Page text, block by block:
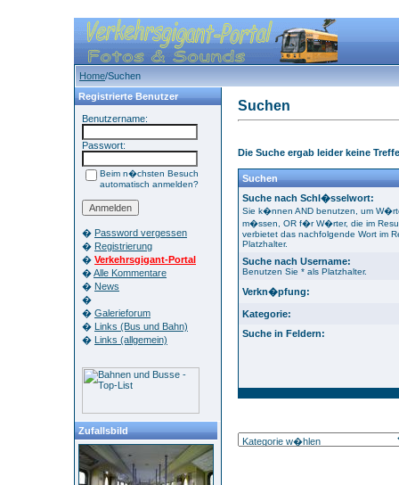
Home/Suchen
Registrierte Benutzer
Benutzername:
Passwort:
Beim n�chsten Besuch
automatisch anmelden?
� Password vergessen
� Registrierung
� Verkehrsgigant-Portal
�Alle Kommentare
� News
�
� Galerieforum
� Links (Bus und Bahn)
� Links (allgemein)
Zufallsbild
Suchen
Die Suche ergab leider keine
Suchen
Suche nach Schl�sselwort:
Sie k�nnen AND benutzen, um
m�ssen, OR f�r W�rter, die im
verbietet das nachfolgende Wort im
Platzhalter.
Suche nach Username:
Benutzen Sie * als Platzhalter.
Verkn�pfung:
Kategorie:
Suche in Feldern: